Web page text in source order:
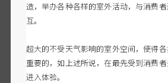
造，举办各种各样的室外活动，与消费
互。
超大的不受天气影响的室外空间，使得各
重要的，如上述所说，在最先受到消费
进入体验。